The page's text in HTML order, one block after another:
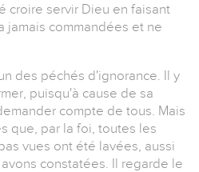
croire servir Dieu en faisant
jamais commandées et ne
des péchés d'ignorance. Il y
puisqu'à cause de sa
compte de tous. Mais
que, par la foi, toutes les
vues ont été lavées, aussi
constatées. Il regarde le